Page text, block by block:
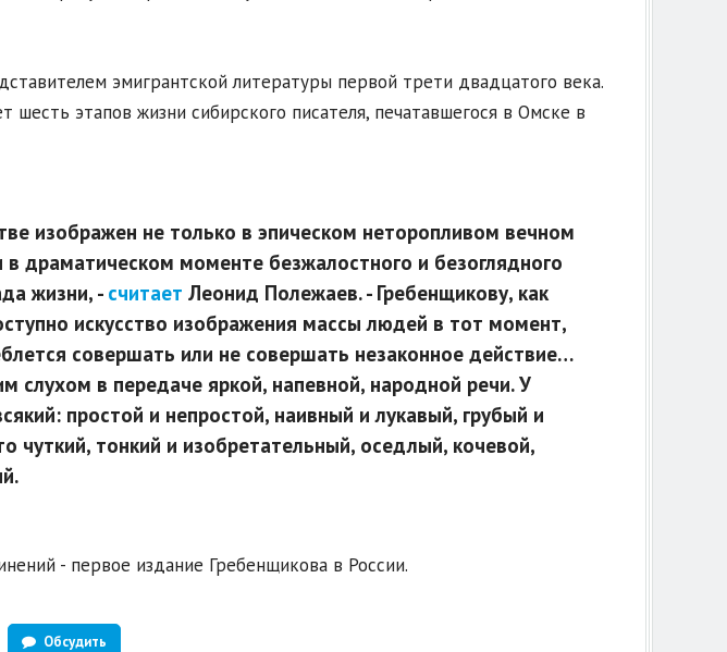
эмигрантской литературы первой трети двадцатого века.
шесть этапов жизни сибирского писателя, печатавшегося в Омске в
изображен не только в эпическом неторопливом вечном
драматическом моменте безжалостного и безоглядного
жизни, - считает Леонид Полежаев. - Гребенщикову, как
искусство изображения массы людей в тот момент,
совершать или не совершать незаконное действие…
слухом в передаче яркой, напевной, народной речи. У
простой и непростой, наивный и лукавый, грубый и
чуткий, тонкий и изобретательный, оседлый, кочевой,
- первое издание Гребенщикова в России.
Обсудить